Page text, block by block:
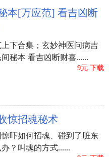
本[万应范] 看吉凶断
下合集；玄妙神医问病吉
秘本 看吉凶断财喜......
9元.下载
惊招魂秘术
惊吓如何招魂、碰到了脏东
？叫魂的方式......